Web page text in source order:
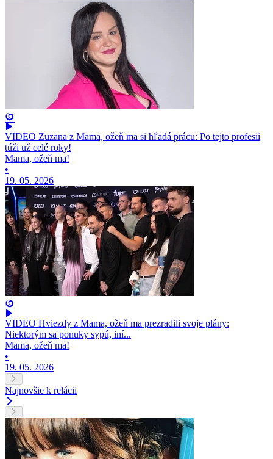
VIDEO Zuzana z Mama, ožeň ma si hľadá prácu: Po tejto profesii
túži už celé roky!
Mama, ožeň ma!
•
19. 05. 2026
VIDEO Hviezdy z Mama, ožeň ma prezradili svoje plány:
Niektorým sa ponuky sypú, iní...
Mama, ožeň ma!
•
19. 05. 2026
Najnovšie k relácii